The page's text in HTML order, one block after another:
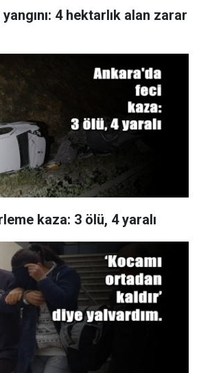
4 hektarlık alan zarar
kaza: 3 ölü, 4 yaralı